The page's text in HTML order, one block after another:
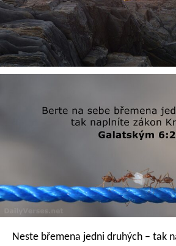
Neste břemena jedni druhých – tak